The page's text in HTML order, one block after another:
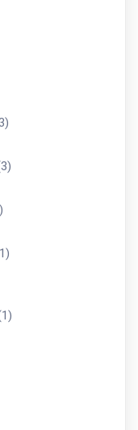
13
33
11
11